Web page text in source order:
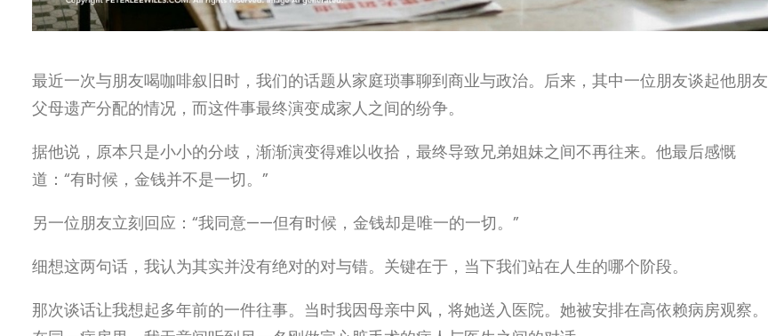
最近一次与朋友喝咖啡叙旧时，我们的话题从家庭琐事聊到商业与政治。后来，其中一位朋友谈起他朋友
父母遗产分配的情况，而这件事最终演变成家人之间的纷争。
据他说，原本只是小小的分歧，渐渐演变得难以收拾，最终导致兄弟姐妹之间不再往来。他最后感慨
道： “有时候，金钱并不是一切。 ”
另一位朋友立刻回应： “我同意——但有时候，金钱却是唯一的一切。 ”
细想这两句话，我认为其实并没有绝对的对与错。关键在于，当下我们站在人生的哪个阶段。
那次谈话让我想起多年前的一件往事。当时我因母亲中风，将她送入医院。她被安排在高依赖病房观察。